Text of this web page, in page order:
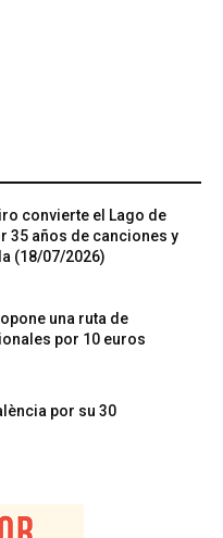
convierte el Lago de
35 años de canciones y
(18/07/2026)
una ruta de
por 10 euros
por su 30